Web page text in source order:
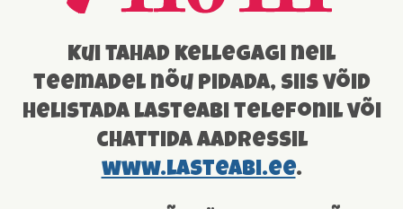
Kui tahad kellegagi neil
teemadel nõu pidada, siis võid
helistada lasteabi telefonil või
chattida aadressil
www.lasteabi.ee.